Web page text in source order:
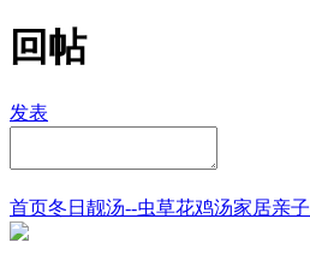
回帖
发表
首页冬日靓汤--虫草花鸡汤家居亲